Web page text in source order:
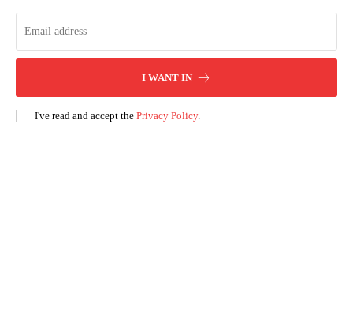
I WANT IN
I've read and accept the Privacy Policy.